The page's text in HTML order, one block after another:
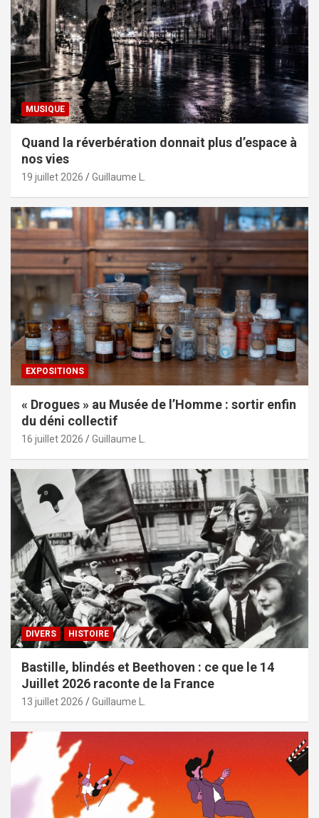
MUSIQUE
Quand la réverbération donnait plus d’espace à
nos vies
19 juillet 2026 Guillaume L.
EXPOSITIONS
« Drogues » au Musée de l’Homme : sortir enfin
du déni collectif
16 juillet 2026 Guillaume L.
DIVERS HISTOIRE
Bastille, blindés et Beethoven : ce que le 14
Juillet 2026 raconte de la France
13 juillet 2026 Guillaume L.